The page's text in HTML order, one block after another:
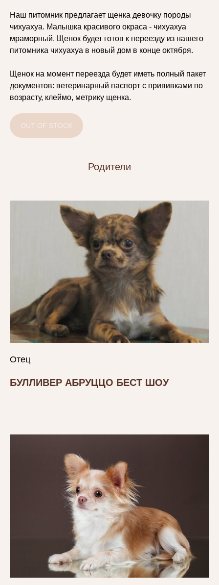
Наш питомник предлагает щенка девочку породы
чихуахуа. Малышка красивого окраса - чихуахуа
мраморный. Щенок будет готов к переезду из нашего
питомника чихуахуа в новый дом в конце октября.
Щенок на момент переезда будет иметь полный пакет
документов: ветеринарный паспорт с прививками по
возрасту, клеймо, метрику щенка.
OUT OF STOCK
Родители
Отец
БУЛЛИВЕР АБРУЦЦО БЕСТ ШОУ